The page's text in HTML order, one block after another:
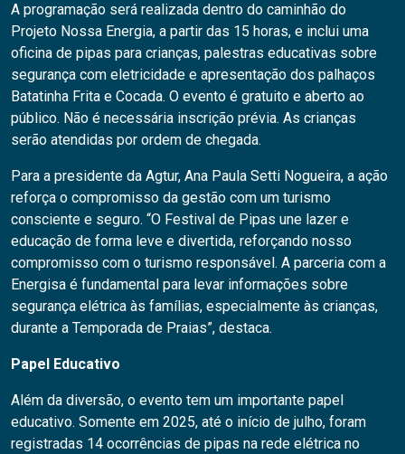
A programação será realizada dentro do caminhão do
Projeto Nossa Energia, a partir das 15 horas, e inclui uma
oficina de pipas para crianças, palestras educativas sobre
segurança com eletricidade e apresentação dos palhaços
Batatinha Frita e Cocada. O evento é gratuito e aberto ao
público. Não é necessária inscrição prévia. As crianças
serão atendidas por ordem de chegada.
Para a presidente da Agtur, Ana Paula Setti Nogueira, a ação
reforça o compromisso da gestão com um turismo
consciente e seguro. “O Festival de Pipas une lazer e
educação de forma leve e divertida, reforçando nosso
compromisso com o turismo responsável. A parceria com a
Energisa é fundamental para levar informações sobre
segurança elétrica às famílias, especialmente às crianças,
durante a Temporada de Praias”, destaca.
Papel Educativo
Além da diversão, o evento tem um importante papel
educativo. Somente em 2025, até o início de julho, foram
registradas 14 ocorrências de pipas na rede elétrica no